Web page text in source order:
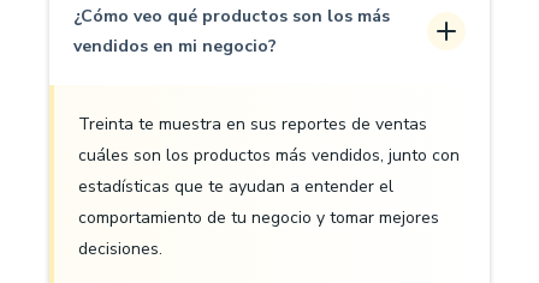
¿Cómo veo qué productos son los más
vendidos en mi negocio?
Treinta te muestra en sus reportes de ventas
cuáles son los productos más vendidos, junto con
estadísticas que te ayudan a entender el
comportamiento de tu negocio y tomar mejores
decisiones.